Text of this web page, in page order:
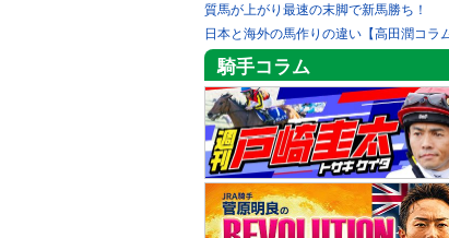
質馬が上がり最速の末脚で新馬勝ち！
日本と海外の馬作りの違い【高田潤コラ
騎手コラム